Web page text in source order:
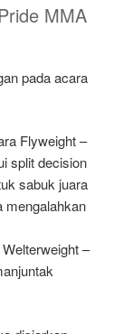
MMA
pada acara
Flyweight –
split decision
sabuk juara
mengalahkan
–